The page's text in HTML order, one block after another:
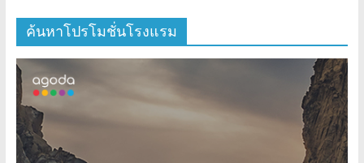
ค้นหาโปรโมชั่นโรงแรม